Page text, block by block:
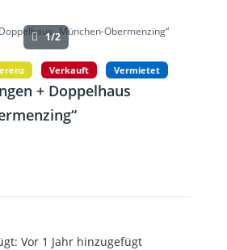
„München-Obermenzing“
Verkauft Vermietet
1/2
+ Doppelhaus
: Vor 1 Jahr hinzugefügt